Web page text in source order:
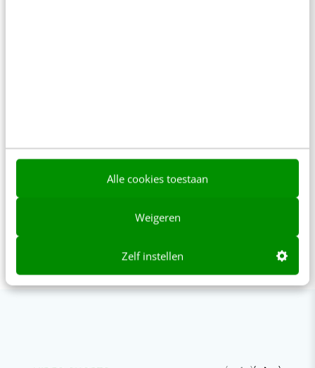
Alle cookies toestaan
Weigeren
Zelf instellen
Infographic Day.